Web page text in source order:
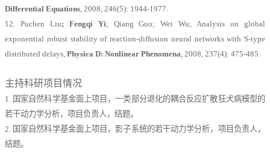
Differential Equations, 2008, 246(5): 1944-1977.
12. Puchen Liu; Fengqi Yi; Qiang Guo; Wei Wu; Analysis on global
exponential robust stability of reaction-diffusion neural networks with S-type
distributed delays, Physica D: Nonlinear Phenomena, 2008, 237(4): 475-485.
主持科研项目情况
1. 国家自然科学基金面上项目，一类部分退化的耦合反应扩散狂犬病模型的
若干动力学分析，项目负责人，结题。
2. 国家自然科学基金面上项目，影子系统的若干动力学分析，项目负责人，
结题。